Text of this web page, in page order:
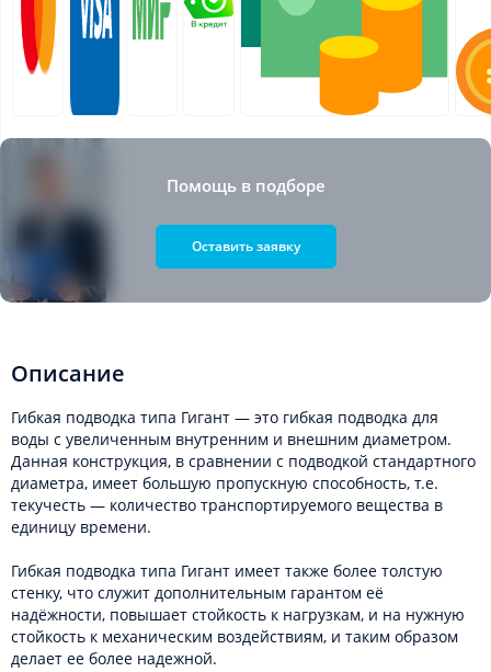
Помощь в подборе
Оставить заявку
Описание
Гибкая подводка типа Гигант ― это гибкая подводка для
воды с увеличенным внутренним и внешним диаметром.
Данная конструкция, в сравнении с подводкой стандартного
диаметра, имеет большую пропускную способность, т.е.
текучесть ― количество транспортируемого вещества в
единицу времени.
Гибкая подводка типа Гигант имеет также более толстую
стенку, что служит дополнительным гарантом её
надёжности, повышает стойкость к нагрузкам, и на нужную
стойкость к механическим воздействиям, и таким образом
делает ее более надежной.